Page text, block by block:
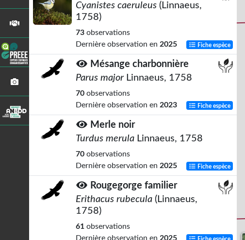
Cyanistes caeruleus (Linnaeus,
1758)
73 observations
Dernière observation en 2025 Fiche espèce
Mésange charbonnière
Parus major Linnaeus, 1758
70 observations
Dernière observation en 2023 Fiche espèce
Merle noir
Turdus merula Linnaeus, 1758
70 observations
Dernière observation en 2025 Fiche espèce
Rougegorge familier
Erithacus rubecula (Linnaeus,
1758)
61 observations
Dernière observation en 2025 Fiche espèce